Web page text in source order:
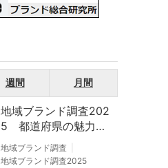
週間 月間
地域ブランド調査202
5 都道府県の魅力度
等調査結果
地域ブランド調査
地域ブランド調査2025